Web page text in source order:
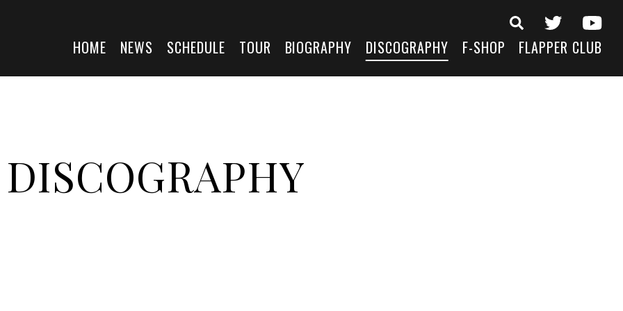
HOME NEWS SCHEDULE TOUR BIOGRAPHY DISCOGRAPHY F-SHOP FLAPPER CLUB
DISCOGRAPHY